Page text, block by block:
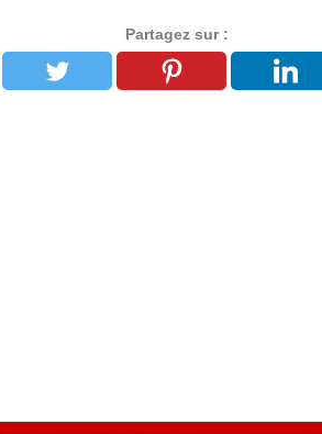
Partagez sur :